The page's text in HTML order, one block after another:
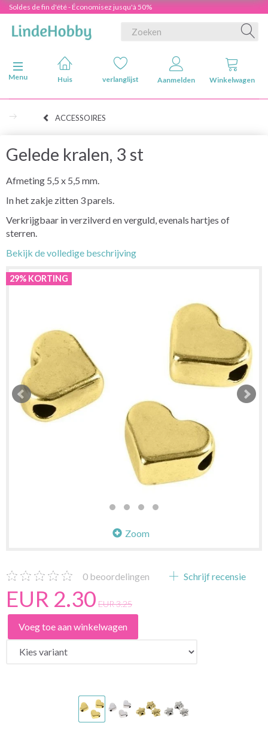
Soldes de fin d'été - Économisez jusqu'à 50%
Navigatie in-/uitschakelen
Menu
Huis verlanglijst Aanmelden Winkelwagen
ACCESSOIRES
Gelede kralen, 3 st
Afmeting 5,5 x 5,5 mm.
In het zakje zitten 3 parels.
Verkrijgbaar in verzilverd en verguld, evenals hartjes of
sterren.
Bekijk de volledige beschrijving
29% KORTING
Zoom
0 beoordelingen Schrijf recensie
EUR 2.30 EUR 3.25
Voeg toe aan winkelwagen